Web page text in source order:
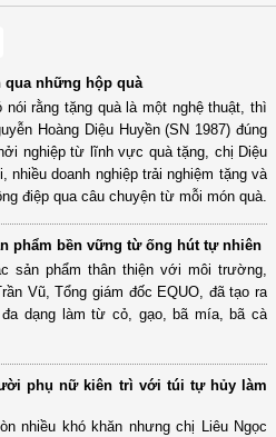
qua những hộp quà
nói rằng tặng quà là một nghệ thuật, thì
Hoàng Diệu Huyền (SN 1987) đúng
nghiệp từ lĩnh vực quà tặng, chị Diệu
nhiều doanh nghiệp trải nghiệm tặng và
điệp qua câu chuyện từ mỗi món quà.
phẩm bền vững từ ống hút tự nhiên
sản phẩm thân thiện với môi trường,
Vũ, Tổng giám đốc EQUO, đã tạo ra
dạng làm từ cỏ, gạo, bã mía, bã cà
phụ nữ kiên trì với túi tự hủy làm
nhiều khó khăn nhưng chị Liêu Ngọc